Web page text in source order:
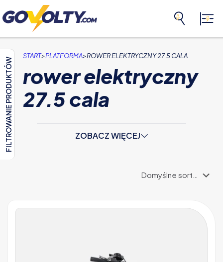
FILTROWANIE PRODUKTÓW
START>PLATFORMA>ROWER ELEKTRYCZNY 27.5 CALA
rower elektryczny
27.5 cala
ZOBACZ WIĘCEJ